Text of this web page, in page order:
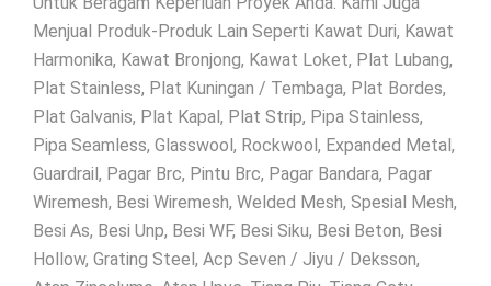
Menjual Produk-Produk Lain Seperti Kawat Duri, Kawat
Harmonika, Kawat Bronjong, Kawat Loket, Plat Lubang,
Plat Stainless, Plat Kuningan / Tembaga, Plat Bordes,
Plat Galvanis, Plat Kapal, Plat Strip, Pipa Stainless,
Pipa Seamless, Glasswool, Rockwool, Expanded Metal,
Guardrail, Pagar Brc, Pintu Brc, Pagar Bandara, Pagar
Wiremesh, Besi Wiremesh, Welded Mesh, Spesial Mesh,
Besi As, Besi Unp, Besi WF, Besi Siku, Besi Beton, Besi
Hollow, Grating Steel, Acp Seven / Jiyu / Deksson,